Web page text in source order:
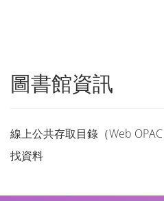
圖書館資訊
線上公共存取目錄（Web
找資料